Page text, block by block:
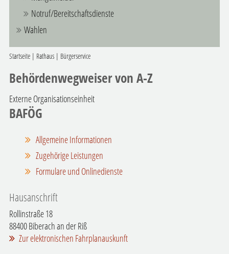
Notruf/Bereitschaftsdienste
Wahlen
Startseite| Rathaus| Bürgerservice
Behördenwegweiser von A-Z
Externe Organisationseinheit
BAFÖG
Allgemeine Informationen
Zugehörige Leistungen
Formulare und Onlinedienste
Hausanschrift
Rollinstraße 18
88400Biberach an der Riß
Zur elektronischen Fahrplanauskunft